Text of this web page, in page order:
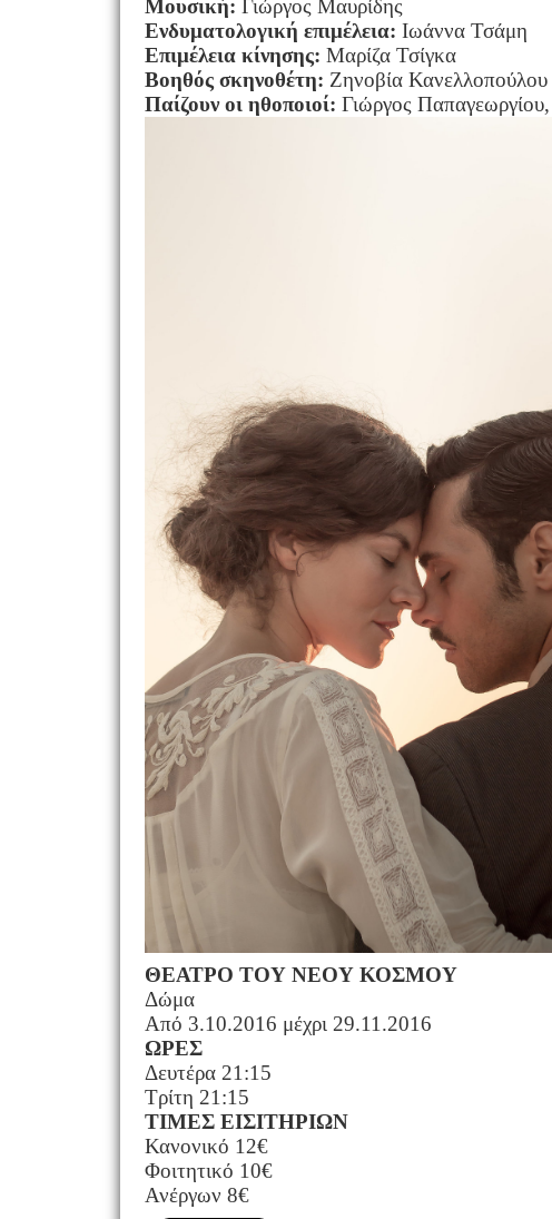
Μουσική: Γιώργος Μαυρίδης
Ενδυματολογική επιμέλεια: Ιωάννα Τσάμη
Επιμέλεια κίνησης: Μαρίζα Τσίγκα
Βοηθός σκηνοθέτη: Ζηνοβία Κανελλοπούλου
Παίζουν οι ηθοποιοί: Γιώργος
ΘΕΑΤΡΟ ΤΟΥ ΝΕΟΥ ΚΟΣΜΟΥ
Δώμα
Από 3.10.2016 μέχρι 29.11.2016
ΩΡΕΣ
Δευτέρα 21:15
Τρίτη 21:15
ΤΙΜΕΣ ΕΙΣΙΤΗΡΙΩΝ
Κανονικό 12€
Φοιτητικό 10€
Ανέργων 8€